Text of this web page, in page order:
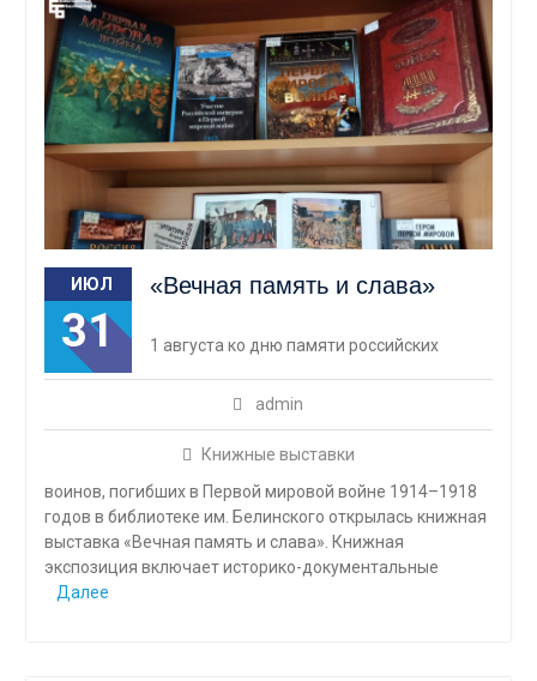
ИЮЛ
31
«Вечная память и слава»
admin
Книжные выставки
1 августа ко дню памяти российских
воинов, погибших в Первой мировой войне 1914–1918
годов в библиотеке им. Белинского открылась книжная
выставка «Вечная память и слава». Книжная
экспозиция включает историко-документальные
Далее